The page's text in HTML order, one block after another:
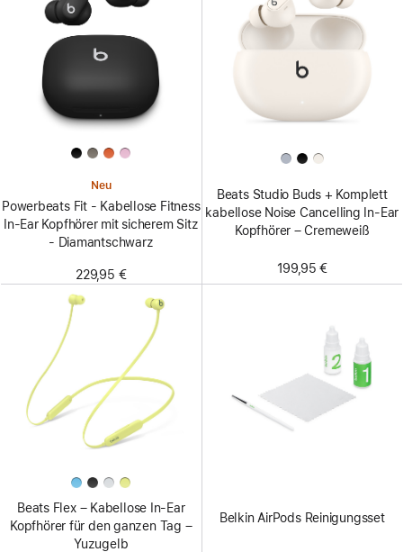
Neu
Powerbeats Fit - Kabellose Fitness
In-Ear Kopfhörer mit sicherem Sitz
- Diamantschwarz
229,95 €
Beats Studio Buds + Komplett
kabellose Noise Cancelling In-Ear
Kopfhörer – Cremeweiß
199,95 €
Beats Flex – Kabellose In-Ear
Kopfhörer für den ganzen Tag –
Yuzugelb
Belkin AirPods Reinigungsset